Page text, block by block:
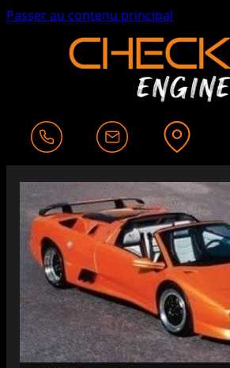
Passer au contenu principal